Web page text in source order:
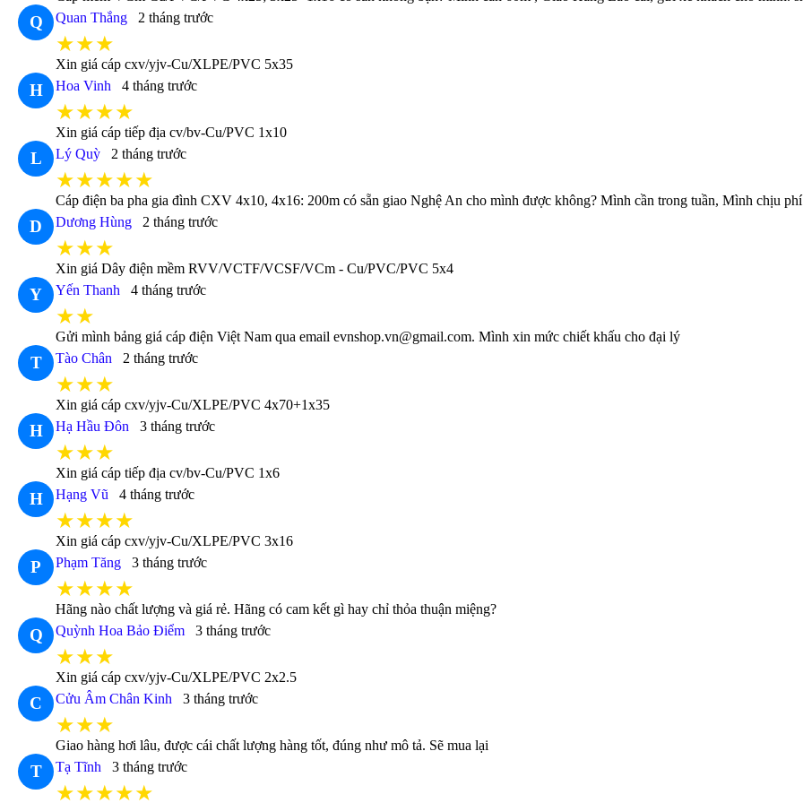
Q Quan Thắng 2 tháng trước
★★★
Xin giá cáp cxv/yjv-Cu/XLPE/PVC 5x35
H Hoa Vinh 4 tháng trước
★★★★
Xin giá cáp tiếp địa cv/bv-Cu/PVC 1x10
L Lý Quỳ 2 tháng trước
★★★★★
Cáp điện ba pha gia đình CXV 4x10, 4x16: 200m có sẵn giao Nghệ An cho mình được không? Mình cần trong tuần, Mình chịu
D Dương Hùng 2 tháng trước
★★★
Xin giá Dây điện mềm RVV/VCTF/VCSF/VCm - Cu/PVC/PVC 5x4
Y Yến Thanh 4 tháng trước
★★
Gửi mình bảng giá cáp điện Việt Nam qua email evnshop.vn@gmail.com. Mình xin mức chiết khấu cho đại lý
T Tào Chân 2 tháng trước
★★★
Xin giá cáp cxv/yjv-Cu/XLPE/PVC 4x70+1x35
H Hạ Hầu Đôn 3 tháng trước
★★★
Xin giá cáp tiếp địa cv/bv-Cu/PVC 1x6
H Hạng Vũ 4 tháng trước
★★★★
Xin giá cáp cxv/yjv-Cu/XLPE/PVC 3x16
P Phạm Tăng 3 tháng trước
★★★★
Hãng nào chất lượng và giá rẻ. Hãng có cam kết gì hay chỉ thỏa thuận miệng?
Q Quỳnh Hoa Bảo Điểm 3 tháng trước
★★★
Xin giá cáp cxv/yjv-Cu/XLPE/PVC 2x2.5
C Cửu Âm Chân Kinh 3 tháng trước
★★★
Giao hàng hơi lâu, được cái chất lượng hàng tốt, đúng như mô tả. Sẽ mua lại
T Tạ Tĩnh 3 tháng trước
★★★★★